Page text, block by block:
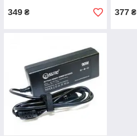
349 ₴ 377 ₴